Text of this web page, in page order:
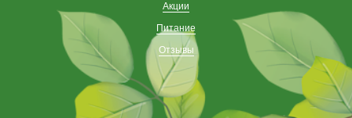
Акции
Питание
Отзывы